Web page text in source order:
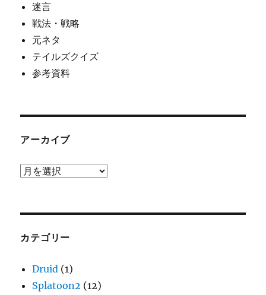
迷言
戦法・戦略
元ネタ
テイルズクイズ
参考資料
アーカイブ
ア
ブ
カテゴリー
Druid (1)
Splatoon2 (12)